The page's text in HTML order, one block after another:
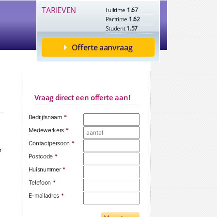
TARIEVEN Fulltime 1.67
Parttime 1.62
Student1.57
Offerte aanvraag
Vraag direct een offerte aan!
Bedrijfsnaam *
Medewerkers *
Contactpersoon *
Postcode *
Huisnummer *
Telefoon *
E-mailadres *